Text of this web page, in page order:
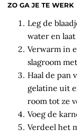
ZO GA JE TE WERK
Leg de
water en
Verwarm in
slagroom
Haal de pan
gelatine uit
room tot ze
Voeg de
Verdeel het